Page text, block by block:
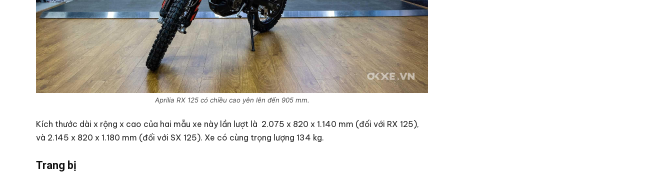
Aprilia RX 125 có chiều cao yên lên đến 905 mm.
Kích thước dài x rộng x cao của hai mẫu xe này lần lượt là 2.075 x 820 x 1.140 mm (đối với RX 125),
và 2.145 x 820 x 1.180 mm (đối với SX 125). Xe có cùng trọng lượng 134 kg.
Trang bị